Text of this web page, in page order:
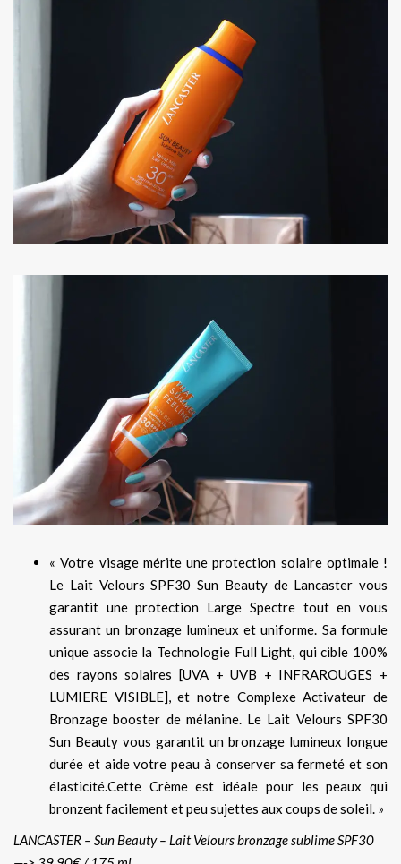
« Votre visage mérite une protection solaire optimale !
Le Lait Velours SPF30 Sun Beauty de Lancaster vous
garantit une protection Large Spectre tout en vous
assurant un bronzage lumineux et uniforme. Sa formule
unique associe la Technologie Full Light, qui cible 100%
des rayons solaires [UVA + UVB + INFRAROUGES +
LUMIERE VISIBLE], et notre Complexe Activateur de
Bronzage booster de mélanine. Le Lait Velours SPF30
Sun Beauty vous garantit un bronzage lumineux longue
durée et aide votre peau à conserver sa fermeté et son
élasticité.Cette Crème est idéale pour les peaux qui
bronzent facilement et peu sujettes aux coups de soleil. »
LANCASTER – Sun Beauty – Lait Velours bronzage sublime SPF30